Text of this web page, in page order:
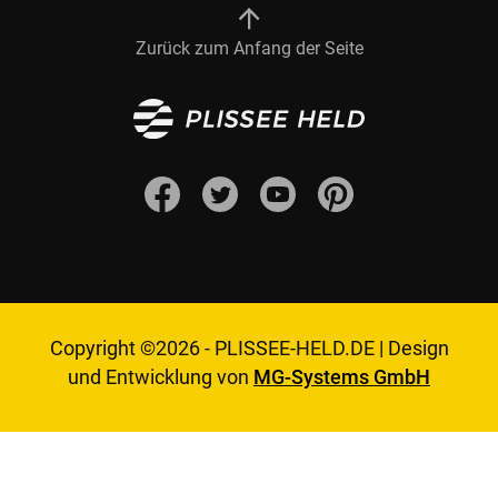
Zurück zum Anfang der Seite
Copyright ©2026 - PLISSEE-HELD.DE| Design
und Entwicklung von MG-Systems GmbH